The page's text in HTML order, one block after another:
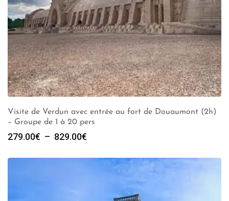
Visite de Verdun avec entrée au fort de Douaumont (2h)
– Groupe de 1 à 20 pers
279.00€ – 829.00€
prix :
829.00€